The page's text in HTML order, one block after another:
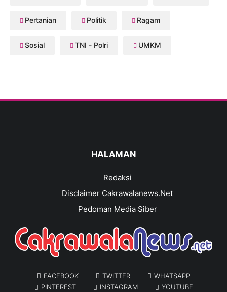
Pertanian Politik Ragam
Sosial TNI - Polri UMKM
HALAMAN
Redaksi
Disclaimer Cakrawalanews.Net
Pedoman Media Siber
FACEBOOK TWITTER
WHATSAPP
PINTEREST
INSTAGRAM YOUTUBE